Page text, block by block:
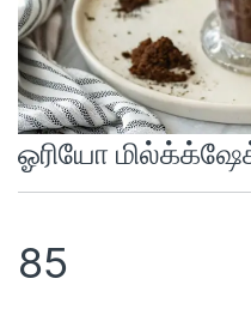
ஓரியோ
85